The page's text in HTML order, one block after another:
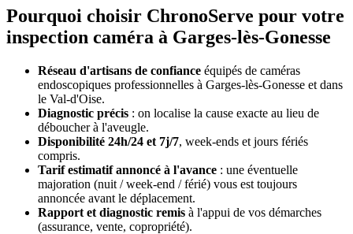
Pourquoi choisir ChronoServe pour votre
inspection caméra à Garges-lès-Gonesse
Réseau d'artisans de confiance équipés de caméras
endoscopiques professionnelles à Garges-lès-Gonesse et dans
le Val-d'Oise.
Diagnostic précis : on localise la cause exacte au lieu de
déboucher à l'aveugle.
Disponibilité 24h/24 et 7j/7, week-ends et jours fériés
compris.
Tarif estimatif annoncé à l'avance : une éventuelle
majoration (nuit / week-end / férié) vous est toujours
annoncée avant le déplacement.
Rapport et diagnostic remis à l'appui de vos démarches
(assurance, vente, copropriété).